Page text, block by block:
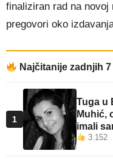
finaliziran rad na novoj
pregovori oko
Najčitanije zadnjih
1
Tuga u
Muhić,
imali